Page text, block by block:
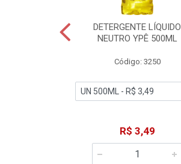
DETERGENTE LÍQUIDO
NEUTRO YPÊ 500ML
Código: 3250
R$ 3,49